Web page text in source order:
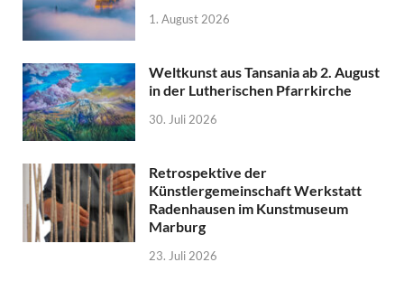
1. August 2026
Weltkunst aus Tansania ab 2. August
in der Lutherischen Pfarrkirche
30. Juli 2026
Retrospektive der
Künstlergemeinschaft Werkstatt
Radenhausen im Kunstmuseum
Marburg
23. Juli 2026